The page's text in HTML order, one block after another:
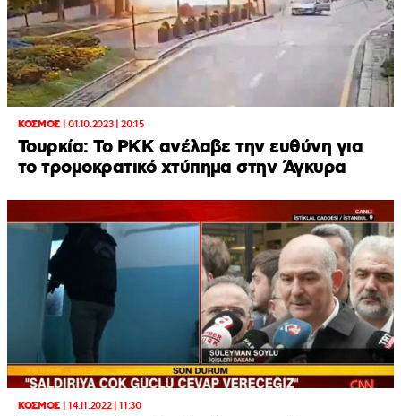
ΚΟΣΜΟΣ| 01.10.2023 | 20:15
Τουρκία: Το PKK ανέλαβε την ευθύνη για
το τρομοκρατικό χτύπημα στην Άγκυρα
ΚΟΣΜΟΣ| 14.11.2022 | 11:30